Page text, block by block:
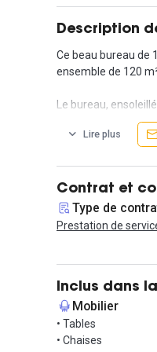
Description
Ce beau bureau de
ensemble de 120
Le bureau,
plus qu'à poser
d'un micro-ondes,
La prestation de
minimum de 6 mois
Accessibilité : 5
Lire plus
Contrat et
Type de
Prestation de
Inclus dans
Mobilier
• Tables
• Chaises